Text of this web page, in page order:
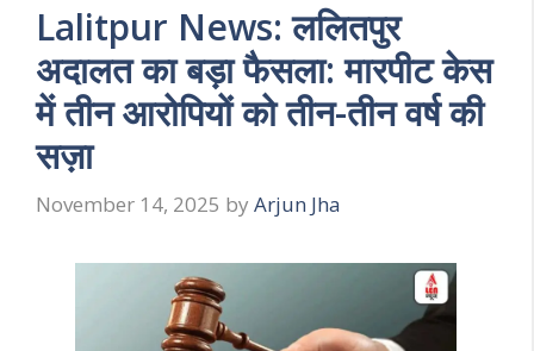
Lalitpur News: ललितपुर
अदालत का बड़ा फैसला: मारपीट केस
में तीन आरोपियों को तीन-तीन वर्ष की
सज़ा
November 14, 2025 by Arjun Jha